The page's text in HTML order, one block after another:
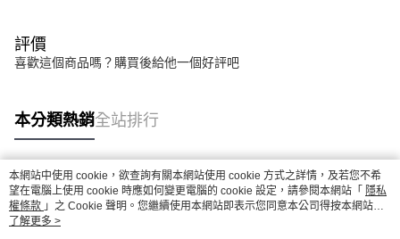
評價
喜歡這個商品嗎？購買後給他一個好評吧
本分類熱銷全站排行
熱門標籤
本網站中使用 cookie，欲查詢有關本網站使用 cookie 方式之詳情，及若您不希
望在電腦上使用 cookie 時應如何變更電腦的 cookie 設定，請參閱本網站「 隱私
權條款 」之 Cookie 聲明。您繼續使用本網站即表示您同意本公司得按本網站使
用條款之 Cookie 聲明使用 cookie。
了解更多 >